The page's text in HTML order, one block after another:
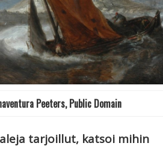
Peeters, Public Domain
tarjoillut, katsoi mihin